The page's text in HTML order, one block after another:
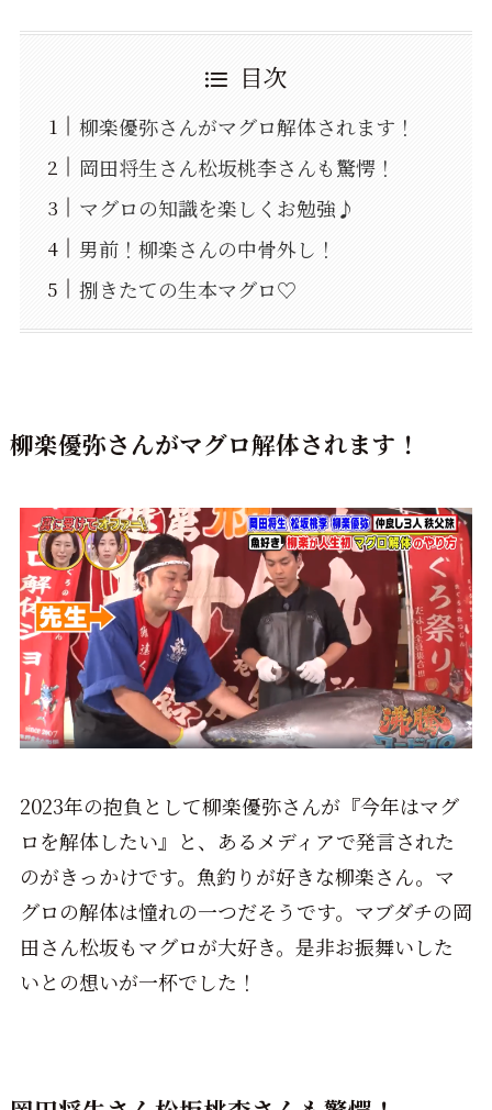
目次
柳楽優弥さんがマグロ解体されます！
岡田将生さん松坂桃李さんも驚愕！
マグロの知識を楽しくお勉強♪
男前！柳楽さんの中骨外し！
捌きたての生本マグロ♡
柳楽優弥さんがマグロ解体されます！
2023年の抱負として柳楽優弥さんが『今年はマグ
ロを解体したい』と、あるメディアで発言された
のがきっかけです。魚釣りが好きな柳楽さん。マ
グロの解体は憧れの一つだそうです。マブダチの岡
田さん松坂もマグロが大好き。是非お振舞いした
いとの想いが一杯でした！